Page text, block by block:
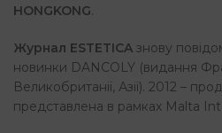
HONGKONG.
Журнал ESTETICA знову
новинки DANCOLY (видання
Великобританії, Азії). 2012 –
представлена в рамках Мalta